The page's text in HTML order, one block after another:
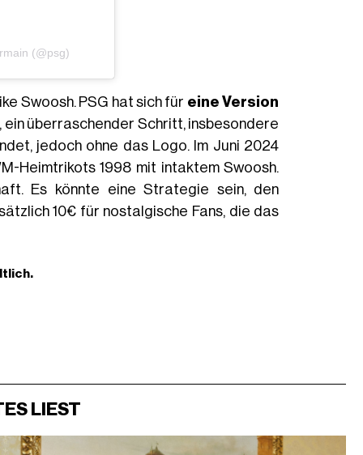
(@psg)
Swoosh. PSG hat sich für eine Version
ein überraschender Schritt, insbesondere
jedoch ohne das Logo. Im Juni 2024
Heimtrikots 1998 mit intaktem Swoosh.
Es könnte eine Strategie sein, den
10€ für nostalgische Fans, die das
LIEST